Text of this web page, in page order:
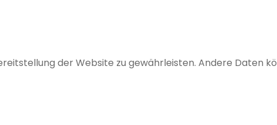
der Website zu gewährleisten. Andere Daten